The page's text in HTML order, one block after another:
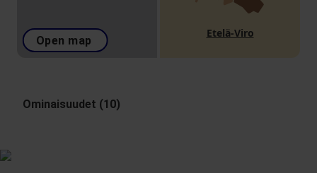
Open map
Etelä-Viro
Ominaisuudet (10)